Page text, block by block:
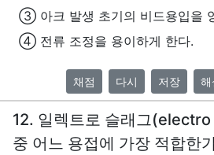
③ 아크 발생 초기의 비드용입을
④ 전류 조정을 용이하게 한다.
채점 다시 저장 해
12. 일렉트로 슬래그
중 어느 용접에 가장 적합한